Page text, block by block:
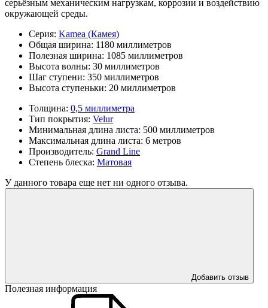
серьёзным механическим нагрузкам, коррозии и воздействию
окружающей среды.
Серия: Kamea (Камея)
Общая ширина: 1180 миллиметров
Полезная ширина: 1085 миллиметров
Высота волны: 30 миллиметров
Шаг ступени: 350 миллиметров
Высота ступеньки: 20 миллиметров
Толщина: 0,5 миллиметра
Тип покрытия: Velur
Минимальная длина листа: 500 миллиметров
Максимальная длина листа: 6 метров
Производитель: Grand Line
Степень блеска: Матовая
У данного товара еще нет ни одного отзыва.
Добавить отзыв
Полезная информация